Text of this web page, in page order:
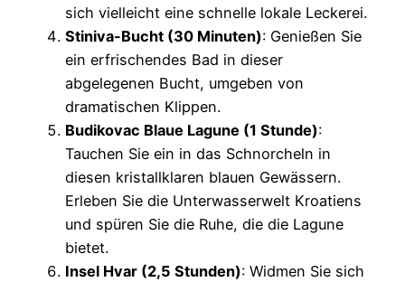
sich vielleicht eine schnelle lokale Leckerei.
Stiniva-Bucht (30 Minuten): Genießen Sie
ein erfrischendes Bad in dieser
abgelegenen Bucht, umgeben von
dramatischen Klippen.
Budikovac Blaue Lagune (1 Stunde):
Tauchen Sie ein in das Schnorcheln in
diesen kristallklaren blauen Gewässern.
Erleben Sie die Unterwasserwelt Kroatiens
und spüren Sie die Ruhe, die die Lagune
bietet.
Insel Hvar (2,5 Stunden): Widmen Sie sich